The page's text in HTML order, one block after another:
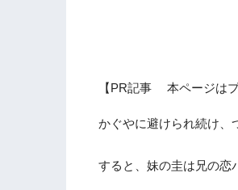
【PR記事 本ページは
かぐやに避けられ続け、
すると、妹の圭は兄の恋